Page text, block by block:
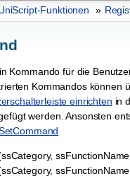
Funktionen »
Kommando für die
Kommandos können
einrichten in
werden. Ansonsten